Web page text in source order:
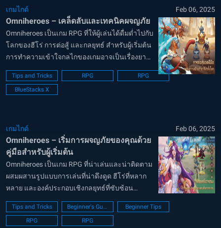
เกมไกด์ Feb 06, 2025
Omniheroes – เคล็ดลับและเทคนิคผจญภัย
Omniheroes เป็นเกม RPG ที่ให้ผู้เล่นได้ดื่มด่ำไปกับ
โลกของฮีโร่ การต่อสู้ และกลยุทธ์ สำหรับผู้เริ่มต้น
การทำความเข้าใจกลไกของเกมอาจเป็นเรื่องยาก
ซึ่งมักจะนำไปสู่ข้อผิดพลาดในช่วงแรกและการ
เริ่มต้นใหม่ แทนที่จะเรียนรู้ด้วยวิธีที่ยากลำบาก ให้
ใช้คู่มือนี้เ...
Tips and Tricks RPG
RPG
BlueStacks X
เกมไกด์ Feb 06, 2025
Omniheroes – เริ่มการผจญภัยของคุณด้วย
คู่มือสำหรับผู้เริ่มต้น
Omniheroes เป็นเกม RPG ที่น่าเล่นและน่าติดตาม
ผสมผสานรูปแบบการเล่นที่น่าดึงดูด ฮีโร่ที่หลาก
หลาย และองค์ประกอบเชิงกลยุทธ์ที่ซับซ้อน
สำหรับผู้เล่นใหม่ ความลึกล้ำของเกมอาจดูน่ากลัว
แทนที่จะรู้สึกเครียด ให้ใช้คู่มือนี้ซึ่งเต็มไปด้วย
เคล็ดลับและเทคนิคสำคัญ...
Tips and Tricks Beginner's Guide
Beginner Tips
RPG
RPG